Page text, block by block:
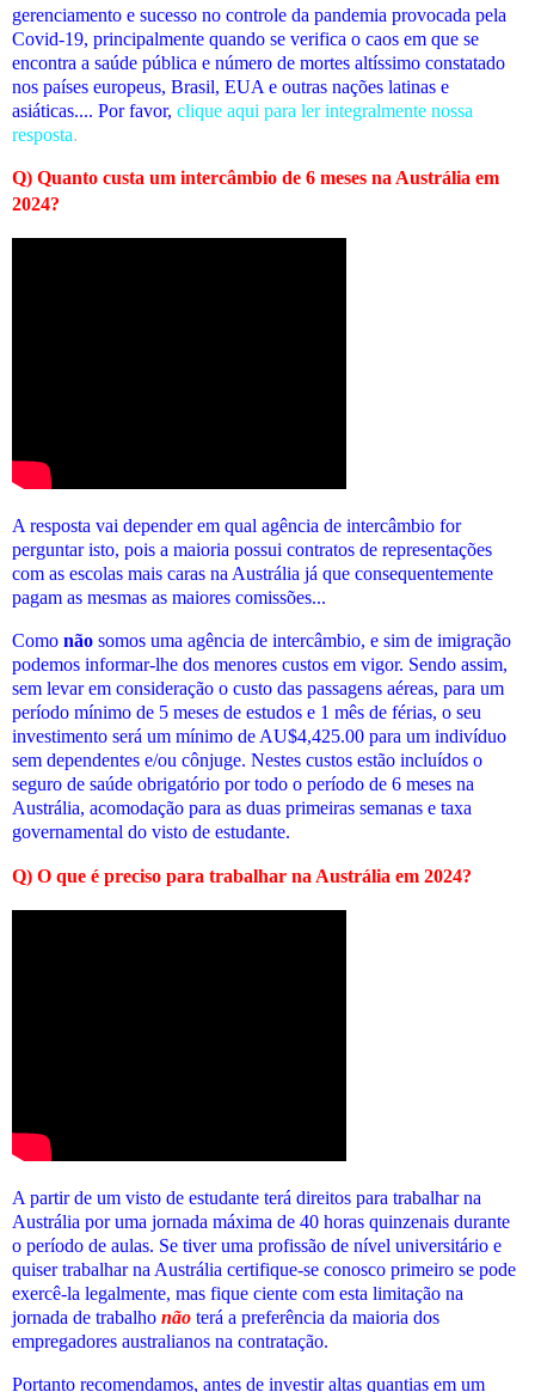
gerenciamento e sucesso no controle da pandemia provocada pela
Covid-19, principalmente quando se verifica o caos em que se
encontra a saúde pública e número de mortes altíssimo constatado
nos países europeus, Brasil, EUA e outras nações latinas e
asiáticas.... Por favor, clique aqui para ler integralmente nossa
resposta.
Q) Quanto custa um intercâmbio de 6 meses na Austrália em
2024?
A resposta vai depender em qual agência de intercâmbio for
perguntar isto, pois a maioria possui contratos de representações
com as escolas mais caras na Austrália já que consequentemente
pagam as mesmas as maiores comissões...
Como não somos uma agência de intercâmbio, e sim de imigração
podemos informar-lhe dos menores custos em vigor. Sendo assim,
sem levar em consideração o custo das passagens aéreas, para um
período mínimo de 5 meses de estudos e 1 mês de férias, o seu
investimento será um mínimo de AU$4,425.00 para um indivíduo
sem dependentes e/ou cônjuge. Nestes custos estão incluídos o
seguro de saúde obrigatório por todo o período de 6 meses na
Austrália, acomodação para as duas primeiras semanas e taxa
governamental do visto de estudante.
Q) O que é preciso para trabalhar na Austrália em 2024?
A partir de um visto de estudante terá direitos para trabalhar na
Austrália por uma jornada máxima de 40 horas quinzenais durante
o período de aulas. Se tiver uma profissão de nível universitário e
quiser trabalhar na Austrália certifique-se conosco primeiro se pode
exercê-la legalmente, mas fique ciente com esta limitação na
jornada de trabalho não terá a preferência da maioria dos
empregadores australianos na contratação.
Portanto recomendamos, antes de investir altas quantias em um